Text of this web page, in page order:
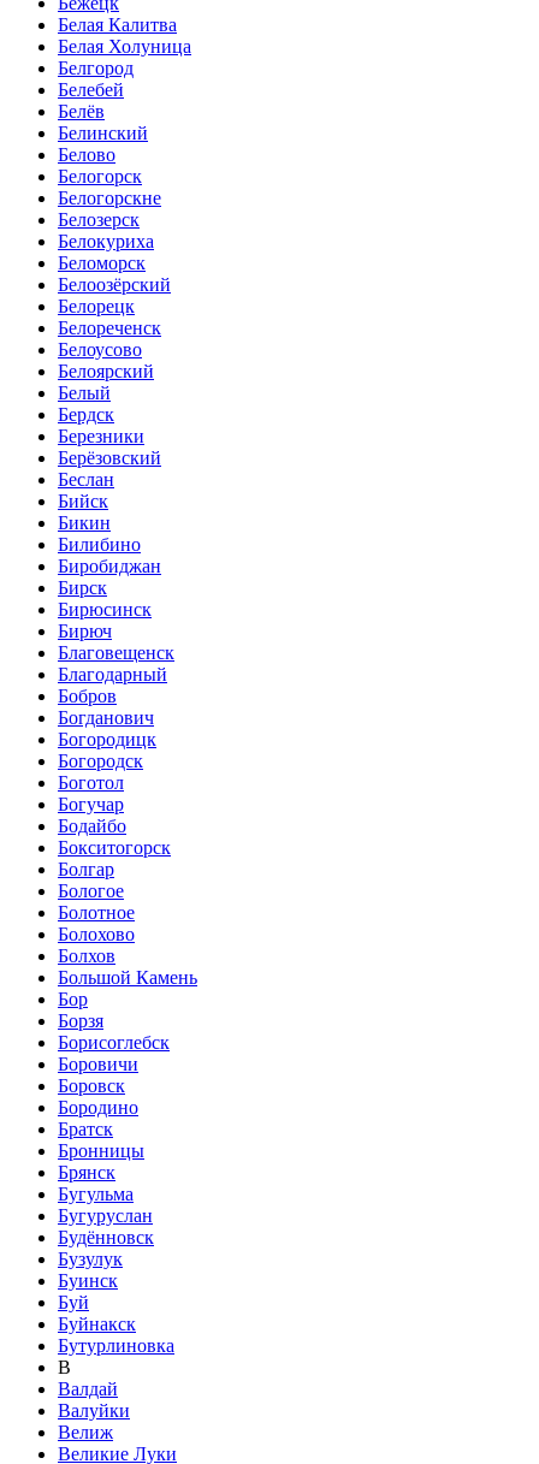
Белая Калитва
Белая Холуница
Белгород
Белебей
Белёв
Белинский
Белово
Белогорск
Белогорскне
Белозерск
Белокуриха
Беломорск
Белоозёрский
Белорецк
Белореченск
Белоусово
Белоярский
Белый
Бердск
Березники
Берёзовский
Беслан
Бийск
Бикин
Билибино
Биробиджан
Бирск
Бирюсинск
Бирюч
Благовещенск
Благодарный
Бобров
Богданович
Богородицк
Богородск
Боготол
Богучар
Бодайбо
Бокситогорск
Болгар
Бологое
Болотное
Болохово
Болхов
Большой Камень
Бор
Борзя
Борисоглебск
Боровичи
Боровск
Бородино
Братск
Бронницы
Брянск
Бугульма
Бугуруслан
Будённовск
Бузулук
Буинск
Буй
Буйнакск
Бутурлиновка
В
Валдай
Валуйки
Велиж
Великие Луки